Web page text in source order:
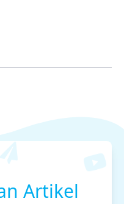
Artikel